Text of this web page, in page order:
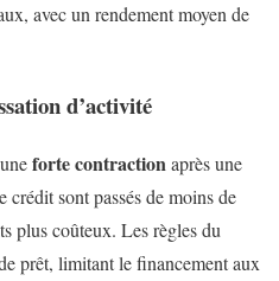
avec un rendement moyen de
d’activité
forte contractionaprès une
sont passés de moins de
plus coûteux. Les règles du
prêt, limitant le financement aux